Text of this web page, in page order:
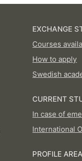
EXCHANGE
Courses
How to apply
Swedish
CURRENT
In case of
International
PROFILE